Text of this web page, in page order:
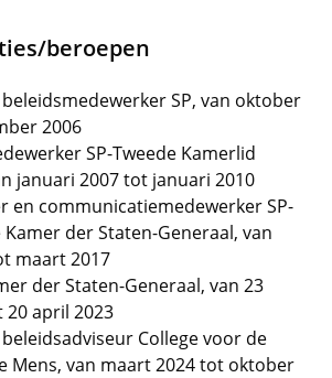
beroepen
SP, van oktober
2006
SP-Tweede Kamerlid
januari 2007 tot januari 2010
en communicatiemedewerker SP-
der Staten-Generaal, van
maart 2017
der Staten-Generaal, van 23
april 2023
College voor de
Mens, van maart 2024 tot oktober